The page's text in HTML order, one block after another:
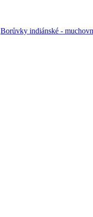
Borůvky indiánské -